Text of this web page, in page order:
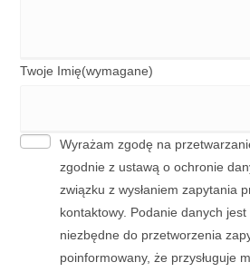
Twoje Imię(wymagane)
Wyrażam zgodę na
zgodnie z ustawą o ochronie
związku z wysłaniem zapytania
kontaktowy. Podanie danych
niezbędne do przetworzenia
poinformowany, że przysługuje